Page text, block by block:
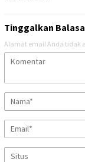
Tinggalkan
Alamat email Anda tidak